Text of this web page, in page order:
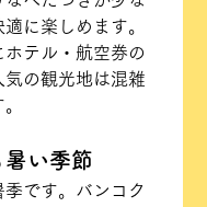
に楽しめます。
テル・航空券の
の観光地は混雑
い季節
です。バンコク